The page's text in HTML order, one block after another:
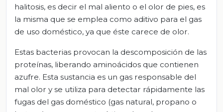
halitosis, es decir el mal aliento o el olor de pies, es
la misma que se emplea como aditivo para el gas
de uso doméstico, ya que éste carece de olor.
Estas bacterias provocan la descomposición de las
proteínas, liberando aminoácidos que contienen
azufre. Esta sustancia es un gas responsable del
mal olor y se utiliza para detectar rápidamente las
fugas del gas doméstico (gas natural, propano o